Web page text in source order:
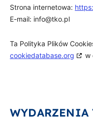
Strona internetowa:
E-mail: info@tko.pl
Ta Polityka Plików
cookiedatabase.org
w
WYDARZENIA